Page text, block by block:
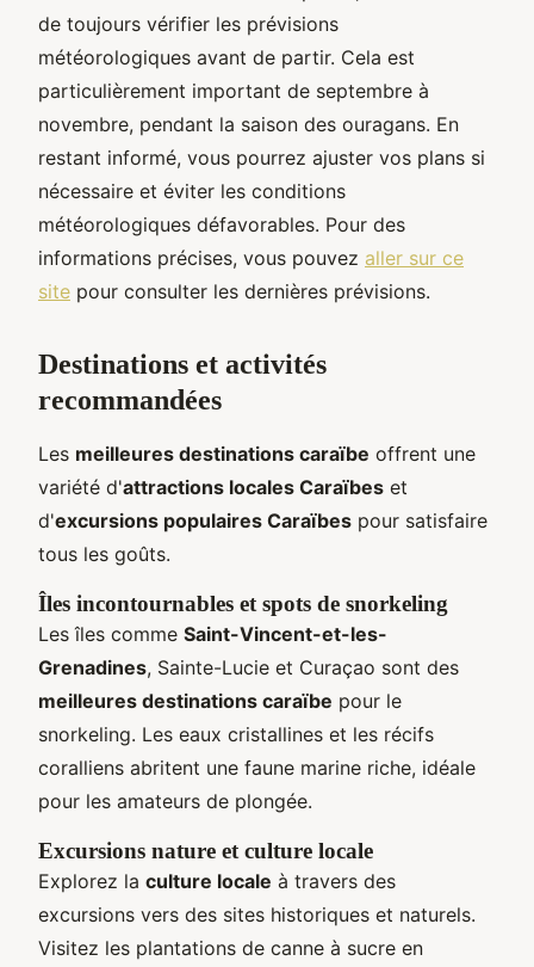
de toujours vérifier les prévisions
météorologiques avant de partir. Cela est
particulièrement important de septembre à
novembre, pendant la saison des ouragans. En
restant informé, vous pourrez ajuster vos plans si
nécessaire et éviter les conditions
météorologiques défavorables. Pour des
informations précises, vous pouvez aller sur ce
site pour consulter les dernières prévisions.
Destinations et activités
recommandées
Les meilleures destinations caraïbe offrent une
variété d'attractions locales Caraïbes et
d'excursions populaires Caraïbes pour satisfaire
tous les goûts.
Îles incontournables et spots de snorkeling
Les îles comme Saint-Vincent-et-les-
Grenadines, Sainte-Lucie et Curaçao sont des
meilleures destinations caraïbe pour le
snorkeling. Les eaux cristallines et les récifs
coralliens abritent une faune marine riche, idéale
pour les amateurs de plongée.
Excursions nature et culture locale
Explorez la culture locale à travers des
excursions vers des sites historiques et naturels.
Visitez les plantations de canne à sucre en